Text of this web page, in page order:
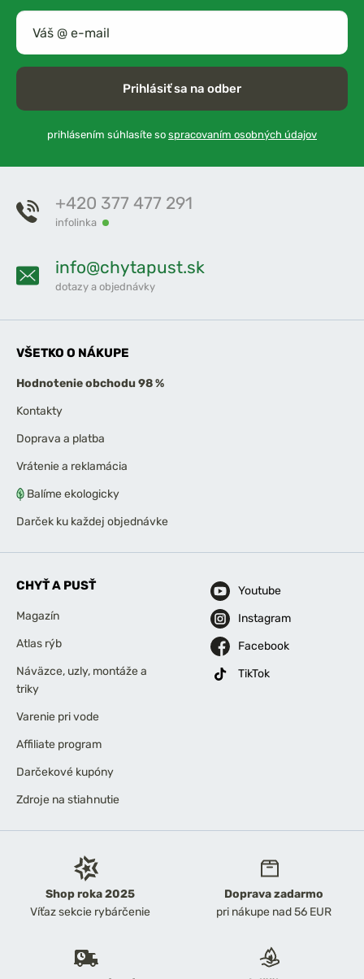
Prihlásiť sa na odber
prihlásením súhlasíte so spracovaním osobných údajov
Shop roka 2025
Víťaz sekcie rybárčenie
Doprava zadarmo
pri nákupe nad 56 EUR
+420 377 477 291
infolinka
info@chytapust.sk
dotazy a objednávky
VŠETKO O NÁKUPE
Hodnotenie obchodu 98 %
Kontakty
Doprava a platba
Vrátenie a reklamácia
Balíme ekologicky
Darček ku každej objednávke
CHYŤ A PUSŤ
Magazín
Atlas rýb
Náväzce, uzly, montáže a
triky
Varenie pri vode
Affiliate program
Darčekové kupóny
Zdroje na stiahnutie
Youtube
Instagram
Facebook
TikTok